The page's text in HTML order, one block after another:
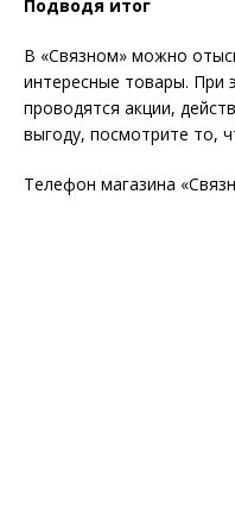
Подводя итог
В «Связном» можно
интересные товары. При
проводятся акции,
выгоду, посмотрите то,
Телефон магазина